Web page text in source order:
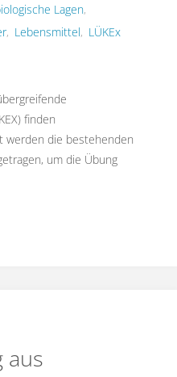
Lagen,
, Lebensmittel, LÜKEx
finden
werden die bestehenden
um die Übung
aus